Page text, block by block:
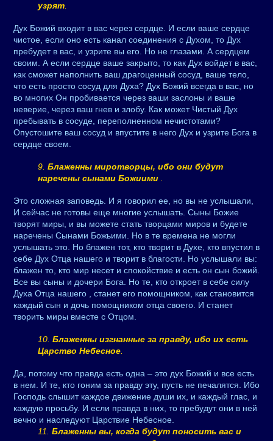
узрят
Дух Божий входит в вас через сердце. И если ваше сердце
чистое, если оно есть канал соединения с Духом, то Дух
пребудет в вас, и узрите вы его. Но не глазами. А сердцем
своим. А если сердце ваше закрыто, то как Дух войдет в вас,
как сможет наполнить ваш драгоценный сосуд, ваше тело,
что есть просто сосуд для Духа? Дух Божий всегда в вас, но
во многих Он пробивается через ваши заслоны и ваше
неверие, через ваш гнев и злобу. Как может Чистый Дух
пребывать в сосуде, переполненном нечистотами?
Опустошите ваш сосуд и впустите в него Дух и узрите Бога в
сердце своем.
9. Блаженны миротворцы, ибо они будут
наречены сынами Божиими
Это сложная заповедь. И я говорил ее, но вы не услышали,
И сейчас не готовы еще многие услышать. Сыны Божие
творят миры, и вы можете стать творцами миров и будете
наречены Сынами Божьими. Но в те времена не могли
услышать это. Но блажен тот, кто творит в Духе, кто впустил в
себе Дух Отца нашего и творит в благости. Но услышали вы:
блажен то, кто мир несет и спокойствие и есть он сын божий.
Все вы сыны и дочери Бога. Но те, кто откроет в себе силу
Духа Отца нашего , станет его помощником, как становится
каждый сын и дочь помощником отца своего. И станет
творить миры вместе с Отцом.
10. Блаженны изгнанные за правду, ибо их есть
Царство Небесное
Да, потому что правда есть одна – это дух Божий и все есть
в нем. И те, кто гоним за правду эту, пусть не печалятся. Ибо
Господь слышит каждое движение души их, и каждый глас, и
каждую просьбу. И если правда в них, то пребудут они в ней
вечно и наследуют Царствие Небесное.
11. Блаженны вы, когда будут поносить вас и